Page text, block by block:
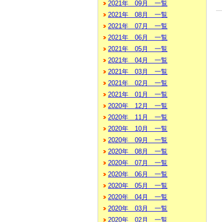
2021年 09月 一覧
2021年 08月 一覧
2021年 07月 一覧
2021年 06月 一覧
2021年 05月 一覧
2021年 04月 一覧
2021年 03月 一覧
2021年 02月 一覧
2021年 01月 一覧
2020年 12月 一覧
2020年 11月 一覧
2020年 10月 一覧
2020年 09月 一覧
2020年 08月 一覧
2020年 07月 一覧
2020年 06月 一覧
2020年 05月 一覧
2020年 04月 一覧
2020年 03月 一覧
2020年 02月 一覧